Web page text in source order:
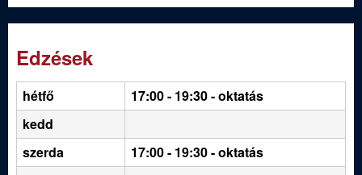
Edzések
hétfő 17:00 - 19:30- oktatás
kedd
szerda
17:00 - 19:30 - oktatás